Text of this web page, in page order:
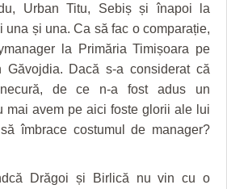
Urban Titu, Sebiș și înapoi la
una și una. Ca să fac o comparație,
la Primăria Timișoara pe
Găvojdia. Dacă s-a considerat că
de ce n-a fost adus un
mai avem pe aici foste glorii ale lui
îmbrace costumul de manager?
Drăgoi și Birlică nu vin cu o